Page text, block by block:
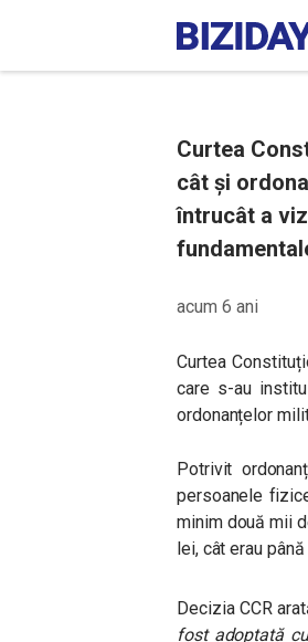
Curtea
cât și
întrucât a
acum 6 ani
Curtea
care s-au
ordonanțelor
Potrivit
persoanele
minim două mii
lei, cât erau până
Decizia CCR
fost adoptată